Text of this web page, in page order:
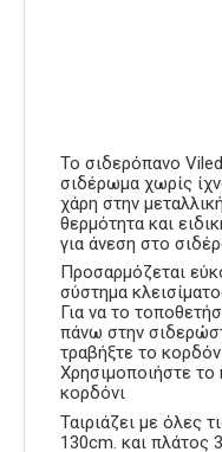
Το σιδερόπανο
σιδέρωμα χωρίς
χάρη στην
θερμότητα και
για άνεση στο
Προσαρμόζεται
σύστημα
Για να το
πάνω στην
τραβήξτε το
Χρησιμοποιήστε το
κορδόνι
Ταιριάζει με όλες
130cm. και πλάτος